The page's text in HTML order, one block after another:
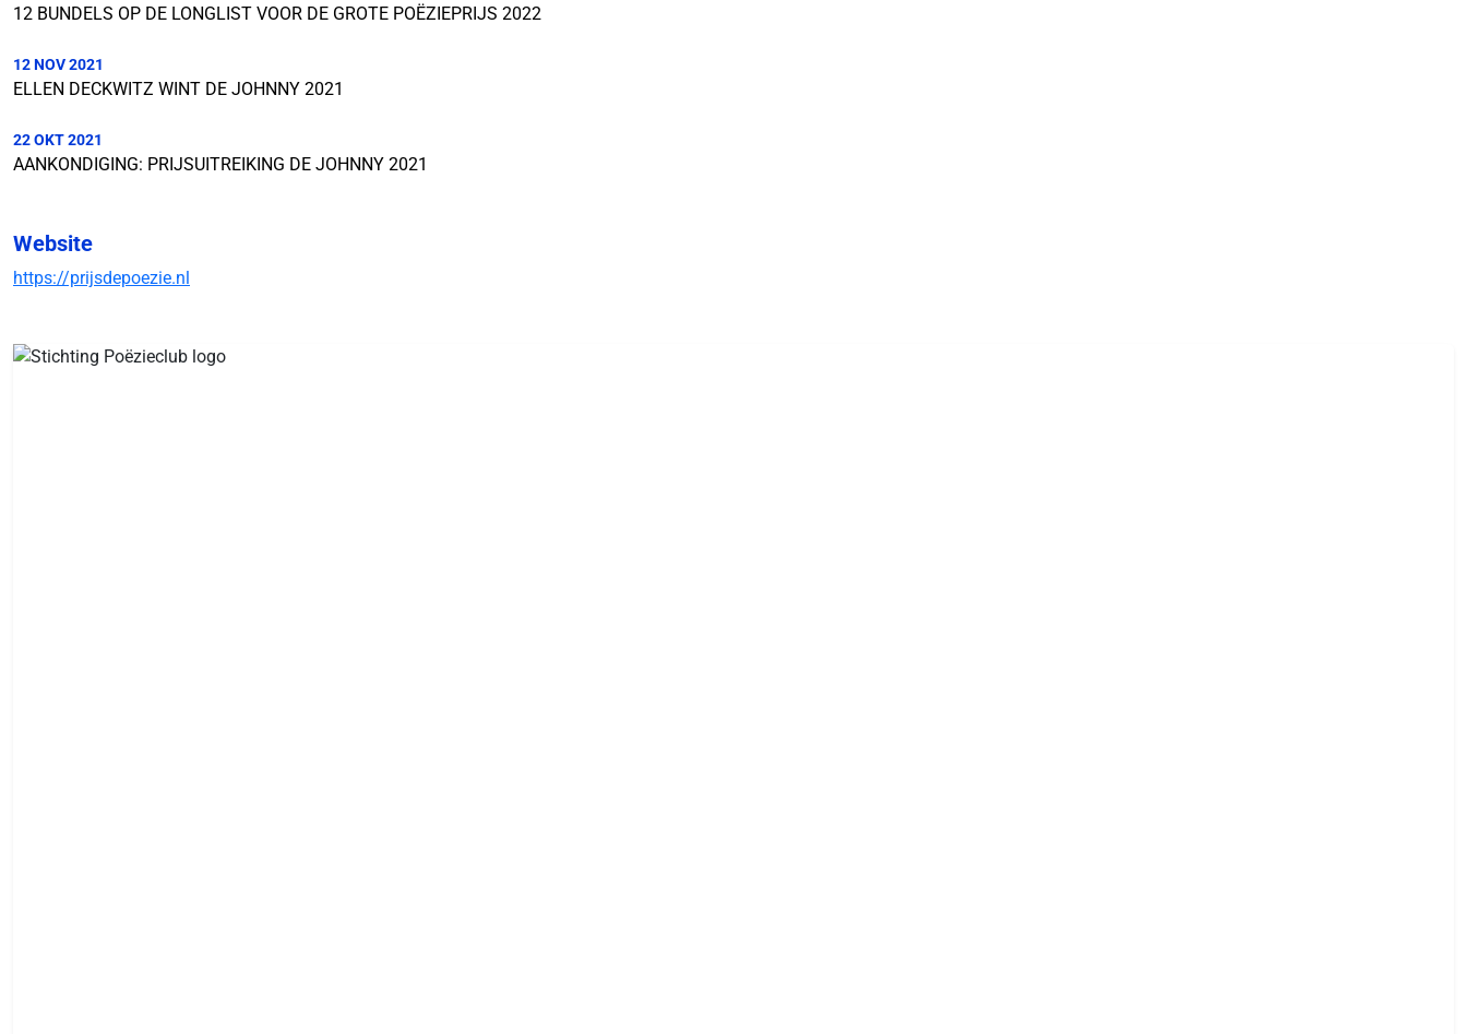
12 BUNDELS OP DE LONGLIST VOOR DE GROTE POËZIEPRIJS 2022
12 NOV 2021
ELLEN DECKWITZ WINT DE JOHNNY 2021
22 OKT 2021
AANKONDIGING: PRIJSUITREIKING DE JOHNNY 2021
Website
https://prijsdepoezie.nl